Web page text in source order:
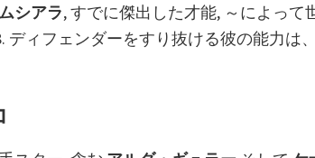
シアラ, すでに傑出した才能, ～によっ
ディフェンダーをすり抜ける彼の能力は